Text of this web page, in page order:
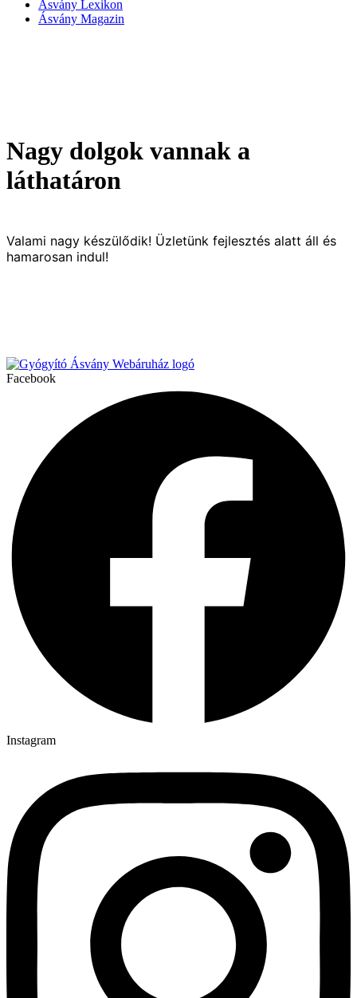
Ásvány Lexikon
Ásvány Magazin
Nagy dolgok vannak a
láthatáron
Valami nagy készülődik! Üzletünk fejlesztés alatt áll és
hamarosan indul!
Facebook
Instagram